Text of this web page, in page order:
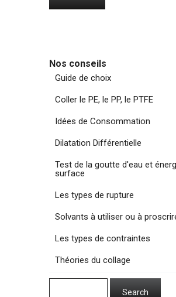
Nos conseils
Guide de choix
Coller le PE, le PP, le PTFE
Idées de Consommation
Dilatation Différentielle
Test de la goutte d'eau et
surface
Les types de rupture
Solvants à utiliser ou à
Les types de contraintes
Théories du collage